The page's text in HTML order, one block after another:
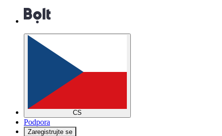
CS
Podpora
Zaregistrujte se